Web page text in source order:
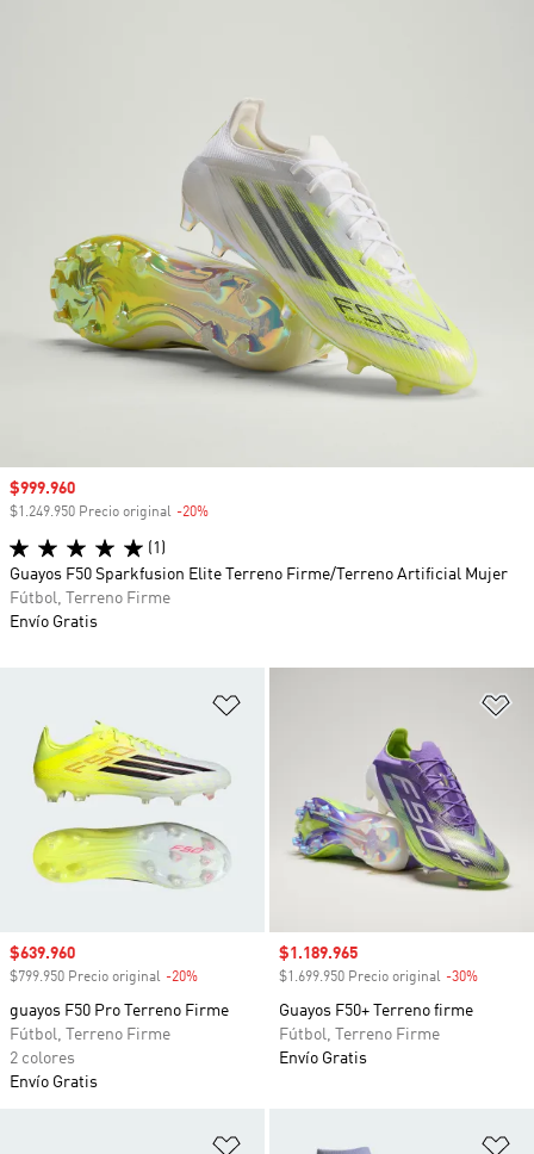
Precio de venta
$639.960
$799.950 Precio original -20%
guayos F50 Pro Terreno Firme
Fútbol, Terreno Firme
2 colores
Envío Gratis
Precio de venta
$1.189.965
$1.699.950 Precio original -30%
Guayos F50+ Terreno firme
Fútbol, Terreno Firme
Envío Gratis
Precio de venta
$999.960
$1.249.950 Precio original -20%
(1)
Guayos F50 Sparkfusion Elite Terreno Firme/Terreno Artificial Mujer
Fútbol, Terreno Firme
Envío Gratis